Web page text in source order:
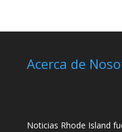
Acerca de
Noticias Rhode Island